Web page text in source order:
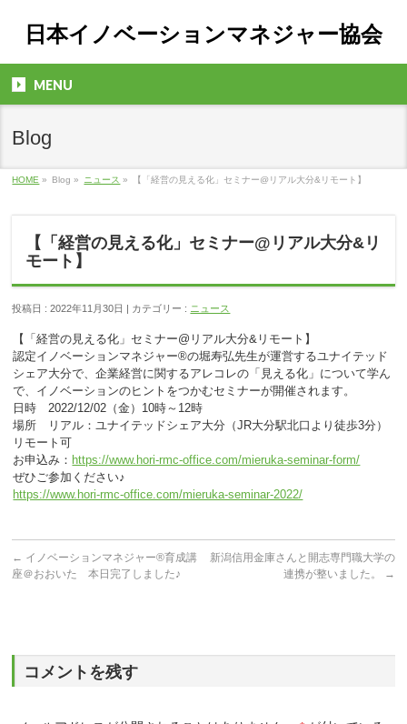
日本イノベーションマネジャー協会
MENU
Blog
HOME » Blog » ニュース » 【「経営の見える化」セミナー@リアル大分&リモート】
【「経営の見える化」セミナー@リアル大分&リ
モート】
投稿日 : 2022年11月30日 | カテゴリー : ニュース
【「経営の見える化」セミナー@リアル大分&リモート】
認定イノベーションマネジャー®の堀寿弘先生が運営するユナイテッド
シェア大分で、企業経営に関するアレコレの「見える化」について学ん
で、イノベーションのヒントをつかむセミナーが開催されます。
日時 2022/12/02（金）10時～12時
場所 リアル：ユナイテッドシェア大分（JR大分駅北口より徒歩3分）
リモート可
お申込み： https://www.hori-rmc-office.com/mieruka-seminar-form/
ぜひご参加ください♪
https://www.hori-rmc-office.com/mieruka-seminar-2022/
← イノベーションマネジャー®育成講
座＠おおいた 本日完了しました♪
新潟信用金庫さんと開志専門職大学の
連携が整いました。
→
コメントを残す